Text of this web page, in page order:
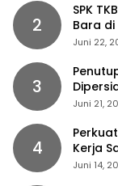
2
SPK
Bara
Juni 22,
3
Juni 21,
4
Kerja
Juni 14,